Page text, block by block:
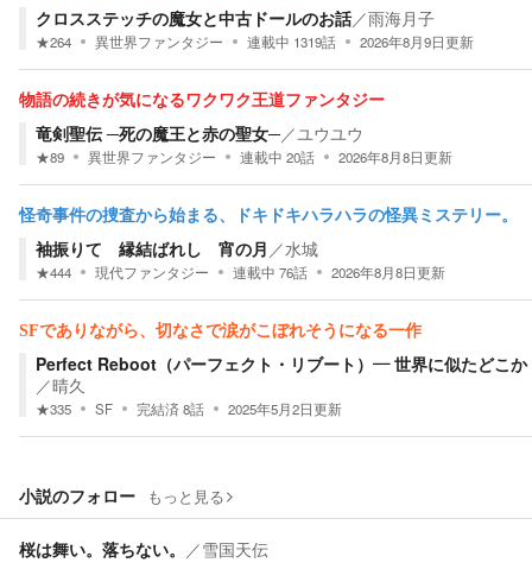
クロスステッチの魔女と中古ドールのお話／雨海月子
★264 異世界ファンタジー 連載中 1319話 2026年8月9日更新
物語の続きが気になるワクワク王道ファンタジー
竜剣聖伝 ─死の魔王と赤の聖女─／ユウユウ
★89 異世界ファンタジー 連載中 20話 2026年8月8日更新
怪奇事件の捜査から始まる、ドキドキハラハラの怪異ミステリー。
袖振りて 縁結ばれし 宵の月 ／水城
★444 現代ファンタジー 連載中 76話 2026年8月8日更新
SFでありながら、切なさで涙がこぼれそうになる一作
Perfect Reboot（パーフェクト・リブート）― 世界に似たどこか
／晴久
★335 SF 完結済8話 2025年5月2日更新
小説のフォロー もっと見る
桜は舞い。落ちない。 ／雪国天伝